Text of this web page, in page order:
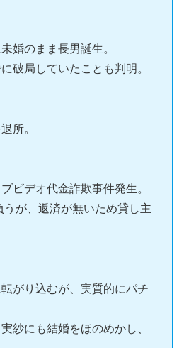
婚のまま長男誕生。
破局していたことも判明。
所。
ビデオ代金詐欺事件発生。
が、返済が無いため貸し主
がり込むが、実質的にパチ
紗にも結婚をほのめかし、